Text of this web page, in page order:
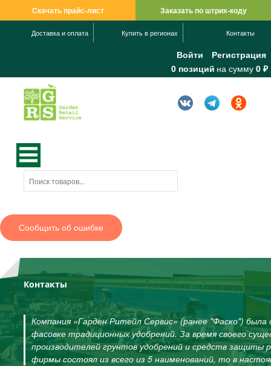
Скачать прайс-лист Заказать по штрих-коду
Доставка и оплата Купить в регионах Контакты
Войти
Регистрация
0 позиций на сумму 0 ₽
Сообщить об ошибке
Контакты
Компания «Гарден Ритейл Сервис» (ранее "Фаско") была
фасовке традиционных удобрений. За время своего
производителей грунтов удобрений и средств защиты
фирмы состоял из всего из 5 наименований, то в